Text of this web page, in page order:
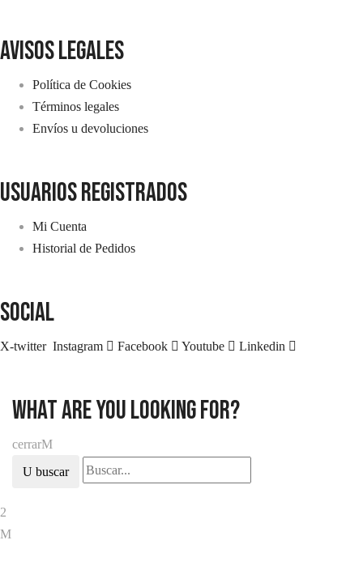
avisos legales
Política de Cookies
Términos legales
Envíos u devoluciones
usuarios registrados
Mi Cuenta
Historial de Pedidos
SOCIAL
X-twitter Instagram Facebook Youtube Linkedin
what are you looking for?
cerrar
buscar